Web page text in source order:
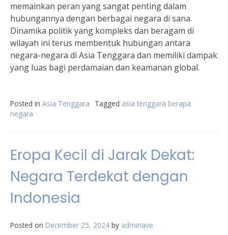
memainkan peran yang sangat penting dalam
hubungannya dengan berbagai negara di sana.
Dinamika politik yang kompleks dan beragam di
wilayah ini terus membentuk hubungan antara
negara-negara di Asia Tenggara dan memiliki dampak
yang luas bagi perdamaian dan keamanan global.
Posted in Asia Tenggara Tagged asia tenggara berapa
negara
Eropa Kecil di Jarak Dekat:
Negara Terdekat dengan
Indonesia
Posted on December 25, 2024 by adminave